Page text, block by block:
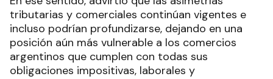
tributarias y comerciales continúan vigentes e
incluso podrían profundizarse, dejando en una
posición aún más vulnerable a los comercios
argentinos que cumplen con todas sus
obligaciones impositivas, laborales y